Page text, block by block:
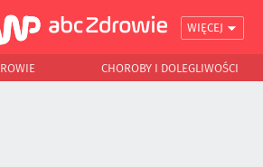
WIĘCEJ
CHOROBY I DOLEGLIWOŚCI